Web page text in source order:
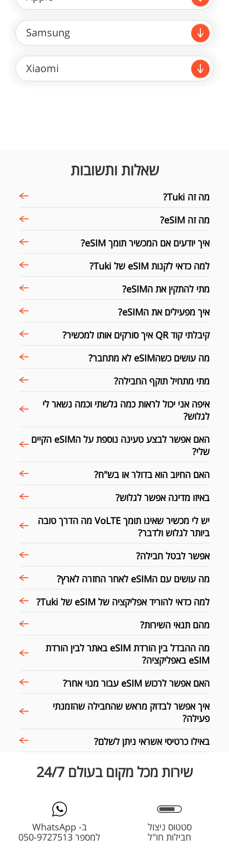
Samsung
Xiaomi
שאלות ותשובות
מה זה Tuki?
מה זה eSIM?
איך יודעים אם המכשיר תומך eSIM?
למה כדאי לקנות eSIM של Tuki?
מתי להתקין את הeSIM?
איך מפעילים את הeSIM?
קיבלתי קוד QR איך סורקים אותו למכשיר?
מה עושים כשהeSIM לא מתחבר?
מתי מתחיל תוקף החבילה?
איפה אני יכול לראות כמה גלשתי וכמה נשאר לי
לגלוש?
האם אפשר לבצע טעינה נוספת על הeSIM הקיים
שלי?
האם החיוב הוא בדולר או בש"ח?
באיזו מדינה אפשר לגלוש?
יש לי מכשיר שאינו תומך VoLTE מה הדרך טובה
ביותר לגלוש ולדבר?
אפשר לבטל חבילה?
מה עושים עם הeSIM לאחר החזרה לארץ?
למה כדאי להוריד אפליקציה של eSIM של Tuki?
מהם תנאי השירות?
מה ההבדל בין הורדת eSIM באתר לבין הורדת
eSIM באפליקציה?
האם אפשר לרכוש eSIM עבור מנוי אחר?
איך אפשר לבדוק מראש שהחבילה שהזמנתי
פעילה?
באילו כרטיסי אשראי ניתן לשלם?
שירות מכל מקום בעולם 24/7
סטטוס ניצול
חבילות חו"ל
ב- WhatsApp
למספר 050-9727513